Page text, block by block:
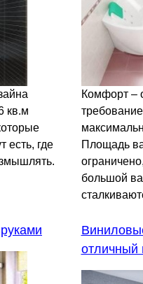
кв.м
есть, где
Комфорт –
Площадь
большой
отличный